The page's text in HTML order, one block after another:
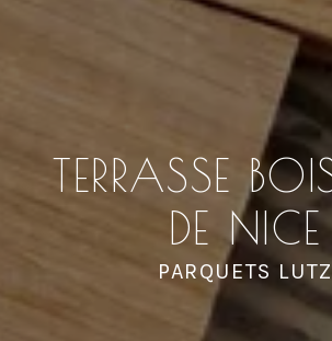
TERRASSE
DE NICE
PARQUETS LUTZ